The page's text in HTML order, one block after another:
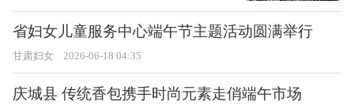
省妇女儿童服务中心端午节主题活动圆满举行
甘肃妇女 2026-06-18 04:35
庆城县 传统香包携手时尚元素走俏端午市场